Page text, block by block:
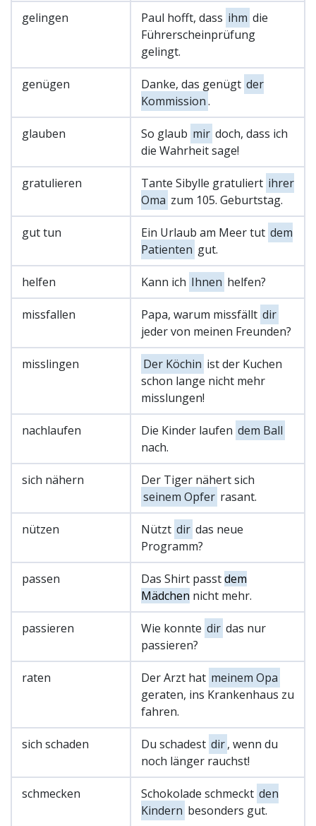
gelingen Paul hofft, dass ihm die
Führerscheinprüfung
gelingt.
genügen Danke, das genügt der
Kommission.
glauben So glaub mir doch, dass ich
die Wahrheit sage!
gratulieren Tante Sibylle gratuliert ihrer
Oma zum 105. Geburtstag.
gut tun Ein Urlaub am Meer tut dem
Patienten gut.
helfen Kann ich Ihnen helfen?
missfallen Papa, warum missfällt dir
jeder von meinen Freunden?
misslingen Der Köchin ist der Kuchen
schon lange nicht mehr
misslungen!
nachlaufen Die Kinder laufen dem Ball
nach.
sich nähern
Der Tiger nähert sich
seinem Opfer rasant.
nützen Nützt dir das neue
Programm?
passen Das Shirt passtdem
Mädchen nicht mehr.
passieren Wie konnte dir das nur
passieren?
raten Der Arzt hat meinem Opa
geraten, ins Krankenhaus zu
fahren.
sich schaden Du schadest dir, wenn du
noch länger rauchst!
schmecken Schokolade schmeckt den
Kindern besonders gut.